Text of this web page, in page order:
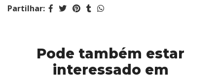
Partilhar:
Pode também estar
interessado em